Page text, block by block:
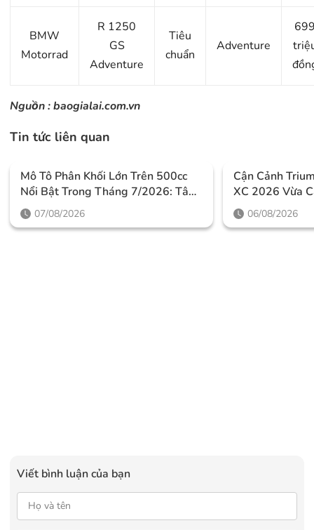
BMW
Motorrad
R 1250
GS
Adventure
Tiêu
chuẩn
Adventure
Nguồn :baogialai.com.vn
Tin tức liên quan
Mô Tô Phân Khối Lớn Trên 500cc
Nổi Bật Trong Tháng 7/2026: Tâm
Điểm Là Công Nghệ, Phiên Bản
Giới Hạn Và Những Cấu Hình
07/08/2026
Cận Cảnh
XC 2026 Vừa
Thiết Kế Đậm
Mức Giá Dễ
06/08/2026
Viết bình luận của bạn